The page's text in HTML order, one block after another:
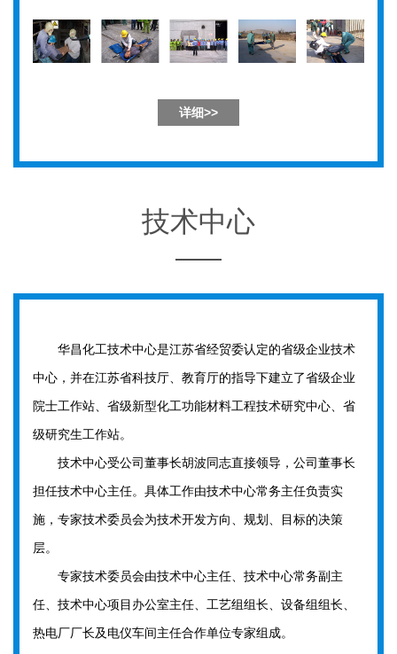
详细>>
技术中心
华昌化工技术中心是江苏省经贸委认定的省级企业技术
中心，并在江苏省科技厅、教育厅的指导下建立了省级企业
院士工作站、省级新型化工功能材料工程技术研究中心、省
级研究生工作站。
技术中心受公司董事长胡波同志直接领导，公司董事长
担任技术中心主任。具体工作由技术中心常务主任负责实
施，专家技术委员会为技术开发方向、规划、目标的决策
层。
专家技术委员会由技术中心主任、技术中心常务副主
任、技术中心项目办公室主任、工艺组组长、设备组组长、
热电厂厂长及电仪车间主任合作单位专家组成。